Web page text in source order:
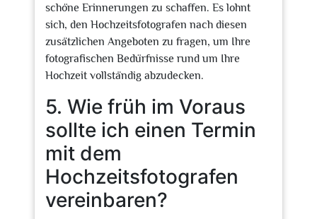
schöne Erinnerungen zu schaffen. Es lohnt
sich, den Hochzeitsfotografen nach diesen
zusätzlichen Angeboten zu fragen, um Ihre
fotografischen Bedürfnisse rund um Ihre
Hochzeit vollständig abzudecken.
5. Wie früh im Voraus
sollte ich einen Termin
mit dem
Hochzeitsfotografen
vereinbaren?